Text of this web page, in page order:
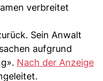
verbreitet
Sein Anwalt
aufgrund
Nach der Anzeige